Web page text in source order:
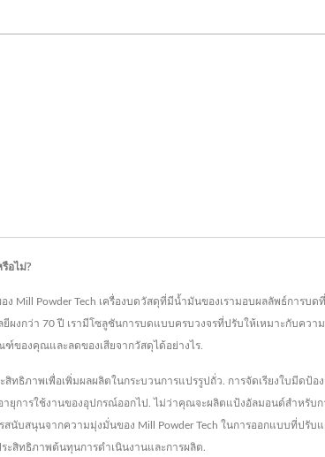
อไม่?
Mill Powder Tech เครื่องบดวัสดุที่มีน้ำมันของเรามอบผลลัพธ์การบด
ผงกว่า 70 ปี เรามีโซลูชันการบดแบบครบวงจรที่ปรับให้เหมาะกับค
องคุณและลดของเสียจากวัสดุได้อย่างไร.
ทธิภาพเพื่อเพิ่มผลผลิตในกระบวนการแปรรูปถั่ว. การจัดเรียงใบมีด
ยุการใช้งานของอุปกรณ์ออกไป. ไม่ว่าคุณจะผลิตแป้งอัลมอนด์สำหรับ
นับสนุนจากความมุ่งมั่นของ Mill Powder Tech ในการออกแบบที่ป
สิทธิภาพต้นทุนการดำเนินงานและการผลิต.